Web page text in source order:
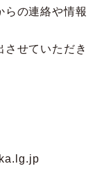
の連絡や情報
せていただき